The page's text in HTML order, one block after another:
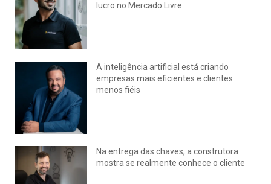
lucro no Mercado Livre
A inteligência artificial está criando
empresas mais eficientes e clientes
menos fiéis
Na entrega das chaves, a construtora
mostra se realmente conhece o cliente